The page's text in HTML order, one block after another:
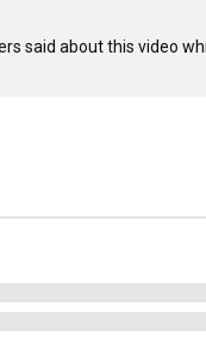
said about this video